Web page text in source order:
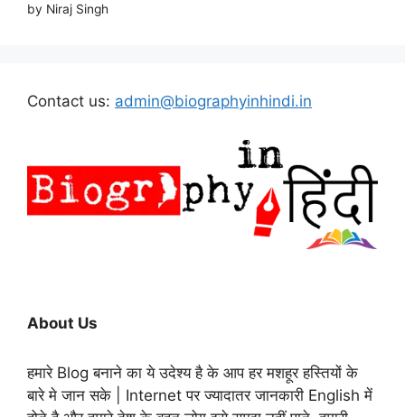
by Niraj Singh
Contact us: admin@biographyinhindi.in
About Us
हमारे Blog बनाने का ये उदेश्य है के आप हर मशहूर हस्तियों के
बारे मे जान सके | Internet पर ज्यादातर जानकारी English में